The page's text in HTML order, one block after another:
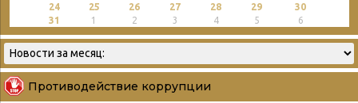
24 25 26 27 28 29
30
31
1 2 3 4 5 6
Противодействие коррупции